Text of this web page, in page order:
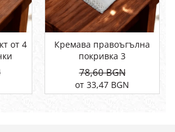
от 4
Кремава правоъгълна
покривка 3
78,60 BGN
от 33,47 BGN